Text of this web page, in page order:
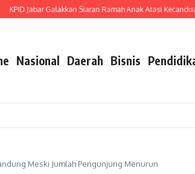
Jabar Galakkan Siaran Ramah Anak Atasi Kecanduan
Nasional Daerah Bisnis
Meski Jumlah Pengunjung Menurun